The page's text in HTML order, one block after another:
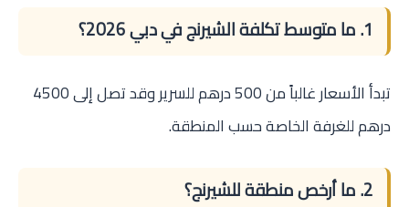
1. ما متوسط تكلفة الشيرنج في دبي 2026؟
تبدأ الأسعار غالباً من 500 درهم للسرير وقد تصل إلى 4500
درهم للغرفة الخاصة حسب المنطقة.
2. ما أرخص منطقة للشيرنج؟